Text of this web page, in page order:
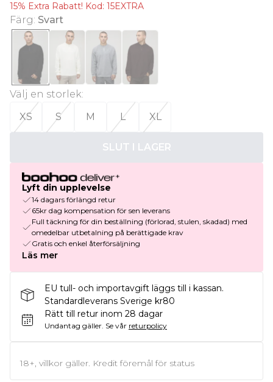
15% Extra Rabatt! Kod: 15EXTRA
Färg: Svart
Välj en storlek:
XS
S M L XL
SLUT I LAGER
Lyft din upplevelse
14 dagars förlängd retur
65kr dag kompensation för sen leverans
Full täckning för din beställning (förlorad, stulen, skadad) med
omedelbar utbetalning på berättigade krav
Gratis och enkel återförsäljning
Läs mer
EU tull- och importavgift läggs till i kassan.
Standardleverans Sverige kr80
Rätt till retur inom 28 dagar
Undantag gäller. Se vår returpolicy
18+, villkor gäller. Kredit föremål för status